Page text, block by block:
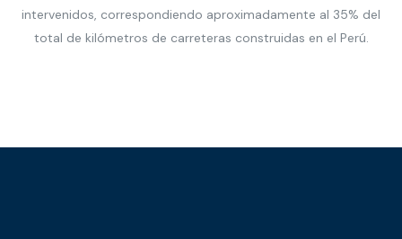
intervenidos, correspondiendo aproximadamente al 35% del
total de kilómetros de carreteras construidas en el Perú.